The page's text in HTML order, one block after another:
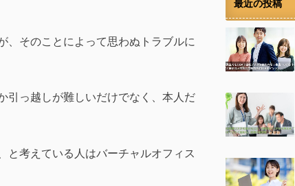
、そのことによって思わぬトラブルに
引っ越しが難しいだけでなく、本人だ
と考えている人はバーチャルオフィス
最近の投稿